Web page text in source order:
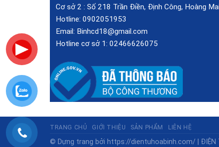
Cơ sở 2 : Số 218 Trần Điền, Định Công, Hoàng
Hotline: 0902051953
Email: Binhcd18@gmail.com
Hotline cơ sở 1: 02466626075
TRANG CHỦ GIỚI THIỆU SẢN PHẨM LIÊN HỆ
© Dựng trang bởi https://dientuhoabinh.com/ ĐIỆN